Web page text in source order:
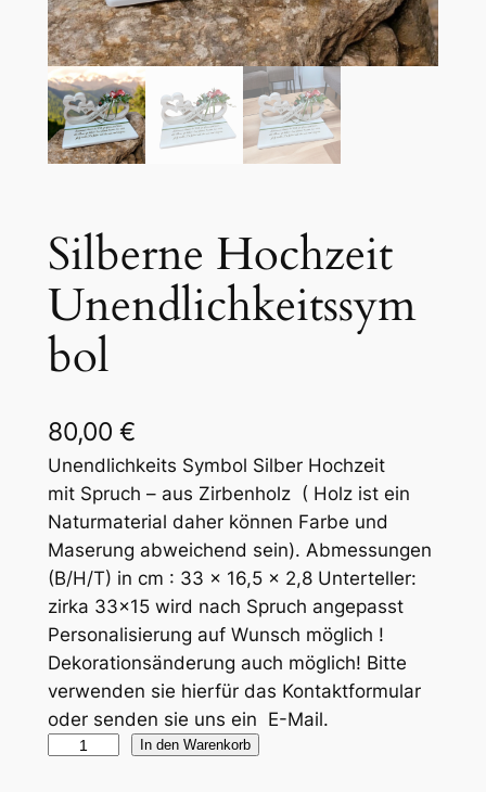
Silberne Hochzeit
Unendlichkeitssym
bol
80,00 €
Unendlichkeits Symbol Silber Hochzeit
mit Spruch – aus Zirbenholz ( Holz ist ein
Naturmaterial daher können Farbe und
Maserung abweichend sein). Abmessungen
(B/H/T) in cm : 33 x 16,5 x 2,8 Unterteller:
zirka 33×15 wird nach Spruch angepasst
Personalisierung auf Wunsch möglich !
Dekorationsänderung auch möglich! Bitte
verwenden sie hierfür das Kontaktformular
oder senden sie uns ein E-Mail.
In den Warenkorb